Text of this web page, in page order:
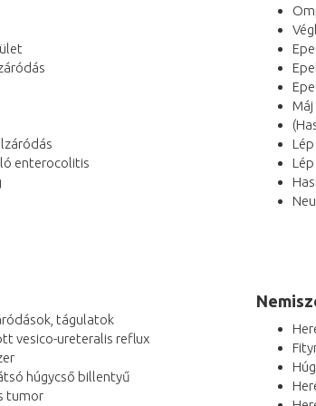
enterocolitis
tágulatok
vesico-ureteralis reflux
húgycső billentyű
tumor